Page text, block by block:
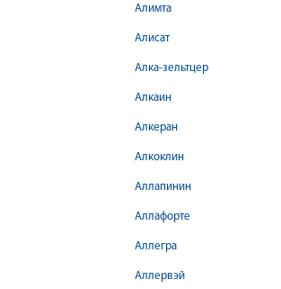
Алимта
Алисат
Алка-зельтцер
Алкаин
Алкеран
Алкоклин
Аллапинин
Аллафорте
Аллегра
Аллервэй